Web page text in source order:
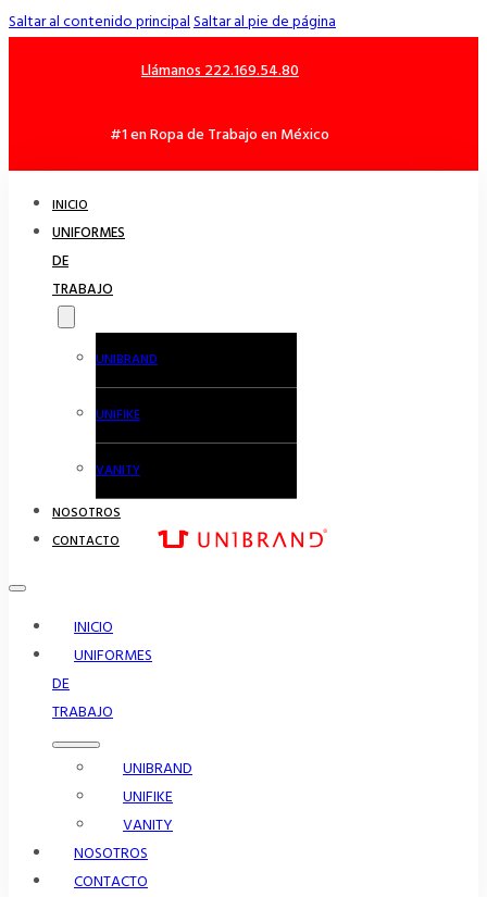
Saltar al contenido principalSaltar al pie de página
Llámanos 222.169.54.80
#1 en Ropa de Trabajo en México
INICIO
UNIFORMES
DE
TRABAJO
UNIBRAND
UNIFIKE
VANITY
NOSOTROS
CONTACTO
INICIO
UNIFORMES
DE
TRABAJO
UNIBRAND
UNIFIKE
VANITY
NOSOTROS
CONTACTO